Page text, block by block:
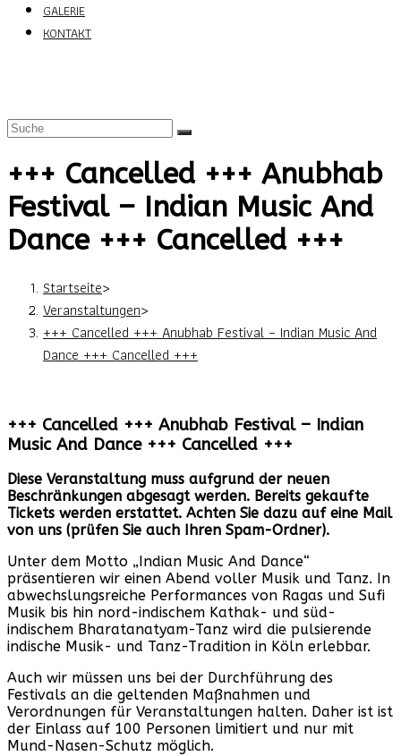
GALERIE
KONTAKT
+++ Cancelled +++ Anubhab
Festival – Indian Music And
Dance +++ Cancelled +++
Startseite>
Veranstaltungen>
+++ Cancelled +++ Anubhab Festival – Indian Music And
Dance +++ Cancelled +++
+++ Cancelled +++ Anubhab Festival – Indian
Music And Dance +++ Cancelled +++
Diese Veranstaltung muss aufgrund der neuen
Beschränkungen abgesagt werden. Bereits gekaufte
Tickets werden erstattet. Achten Sie dazu auf eine Mail
von uns (prüfen Sie auch Ihren Spam-Ordner).
Unter dem Motto „Indian Music And Dance“
präsentieren wir einen Abend voller Musik und Tanz. In
abwechslungsreiche Performances von Ragas und Sufi
Musik bis hin nord-indischem Kathak- und süd-
indischem Bharatanatyam-Tanz wird die pulsierende
indische Musik- und Tanz-Tradition in Köln erlebbar.
Auch wir müssen uns bei der Durchführung des
Festivals an die geltenden Maßnahmen und
Verordnungen für Veranstaltungen halten. Daher ist ist
der Einlass auf 100 Personen limitiert und nur mit
Mund-Nasen-Schutz möglich.